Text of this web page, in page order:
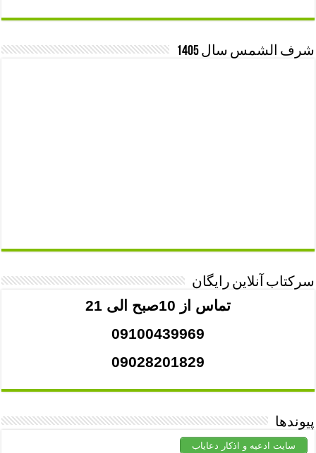
شرف الشمس سال 1405
سرکتاب آنلاین رایگان
تماس از 10صبح الی 21
09100439969
09028201829
پیوندها
سایت ادعیه و اذکار دعایاب